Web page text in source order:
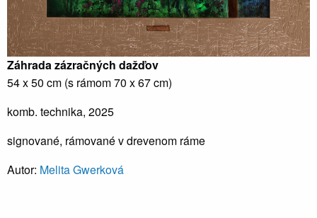
Záhrada zázračných dažďov
54 x 50 cm (s rámom 70 x 67 cm)
komb. technika, 2025
signované, rámované v drevenom ráme
Autor: Melita Gwerková